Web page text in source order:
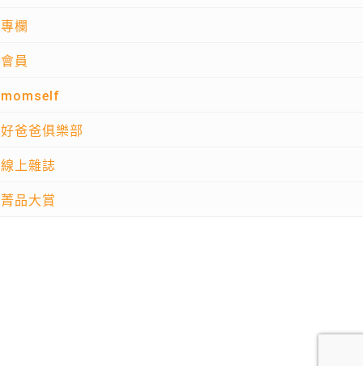
專欄
會員
momself
好爸爸俱樂部
線上雜誌
菁品大賞